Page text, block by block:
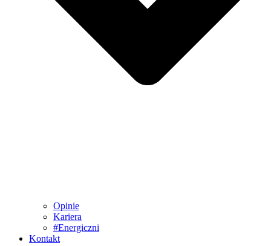
Opinie
Kariera
#Energiczni
Kontakt